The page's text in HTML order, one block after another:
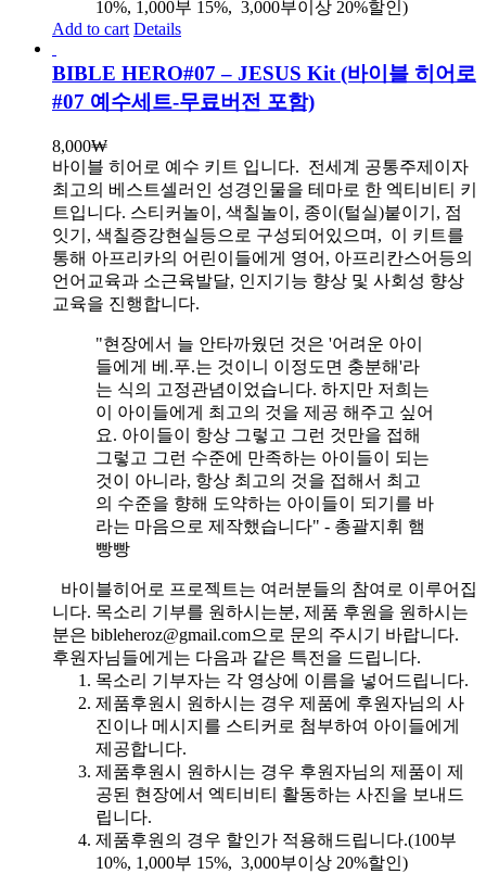
10%, 1,000부 15%, 3,000부이상 20%할인)
Add to cart Details
BIBLE HERO#07 – JESUS Kit (바이블 히어로
#07 예수세트-무료버전 포함)
8,000₩
바이블 히어로 예수 키트 입니다. 전세계 공통주제이자
최고의 베스트셀러인 성경인물을 테마로 한 엑티비티 키
트입니다. 스티커놀이, 색칠놀이, 종이(털실)붙이기, 점
잇기, 색칠증강현실등으로 구성되어있으며, 이 키트를
통해 아프리카의 어린이들에게 영어, 아프리칸스어등의
언어교육과 소근육발달, 인지기능 향상 및 사회성 향상
교육을 진행합니다.
"현장에서 늘 안타까웠던 것은 '어려운 아이
들에게 베.푸.는 것이니 이정도면 충분해'라
는 식의 고정관념이었습니다. 하지만 저희는
이 아이들에게 최고의 것을 제공 해주고 싶어
요. 아이들이 항상 그렇고 그런 것만을 접해
그렇고 그런 수준에 만족하는 아이들이 되는
것이 아니라, 항상 최고의 것을 접해서 최고
의 수준을 향해 도약하는 아이들이 되기를 바
라는 마음으로 제작했습니다" - 총괄지휘 햄
빵빵
바이블히어로 프로젝트는 여러분들의 참여로 이루어집
니다. 목소리 기부를 원하시는분, 제품 후원을 원하시는
분은 bibleheroz@gmail.com으로 문의 주시기 바랍니다.
후원자님들에게는 다음과 같은 특전을 드립니다.
목소리 기부자는 각 영상에 이름을 넣어드립니다.
제품후원시 원하시는 경우 제품에 후원자님의 사
진이나 메시지를 스티커로 첨부하여 아이들에게
제공합니다.
제품후원시 원하시는 경우 후원자님의 제품이 제
공된 현장에서 엑티비티 활동하는 사진을 보내드
립니다.
제품후원의 경우 할인가 적용해드립니다.(100부
10%, 1,000부 15%, 3,000부이상 20%할인)